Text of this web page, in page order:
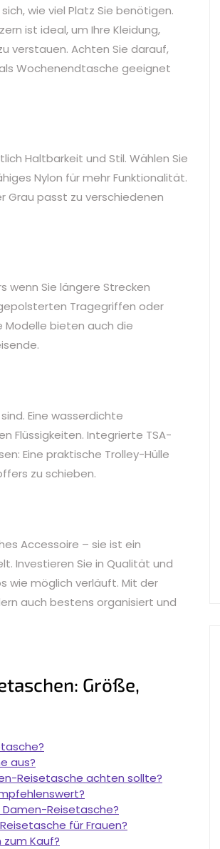
wie viel Platz Sie benötigen.
ist ideal, um Ihre Kleidung,
verstauen. Achten Sie darauf,
Wochenendtasche geeignet
Haltbarkeit und Stil. Wählen Sie
Nylon für mehr Funktionalität.
Grau passt zu verschiedenen
wenn Sie längere Strecken
Tragegriffen oder
Modelle bieten auch die
Eine wasserdichte
Flüssigkeiten. Integrierte TSA-
Eine praktische Trolley-Hülle
zu schieben.
Accessoire – sie ist ein
Investieren Sie in Qualität und
wie möglich verläuft. Mit der
auch bestens organisiert und
Größe,
aus?
Reisetasche achten sollte?
Reisetasche?
für Frauen?
Kauf?